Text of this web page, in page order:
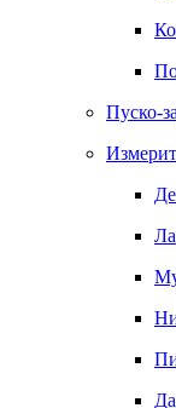
Пуско-